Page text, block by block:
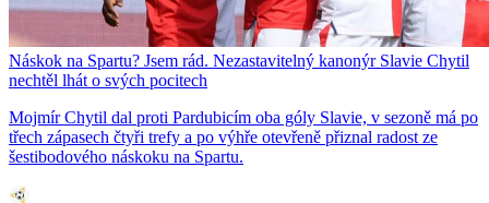
Náskok na Spartu? Jsem rád. Nezastavitelný kanonýr Slavie Chytil
nechtěl lhát o svých pocitech
Mojmír Chytil dal proti Pardubicím oba góly Slavie, v sezoně má po
třech zápasech čtyři trefy a po výhře otevřeně přiznal radost ze
šestibodového náskoku na Spartu.